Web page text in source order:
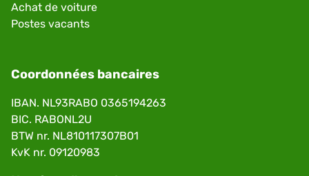
Achat de voiture
Postes vacants
Coordonnées bancaires
IBAN. NL93RABO 0365194263
BIC. RABONL2U
BTW nr. NL810117307B01
KvK nr. 09120983